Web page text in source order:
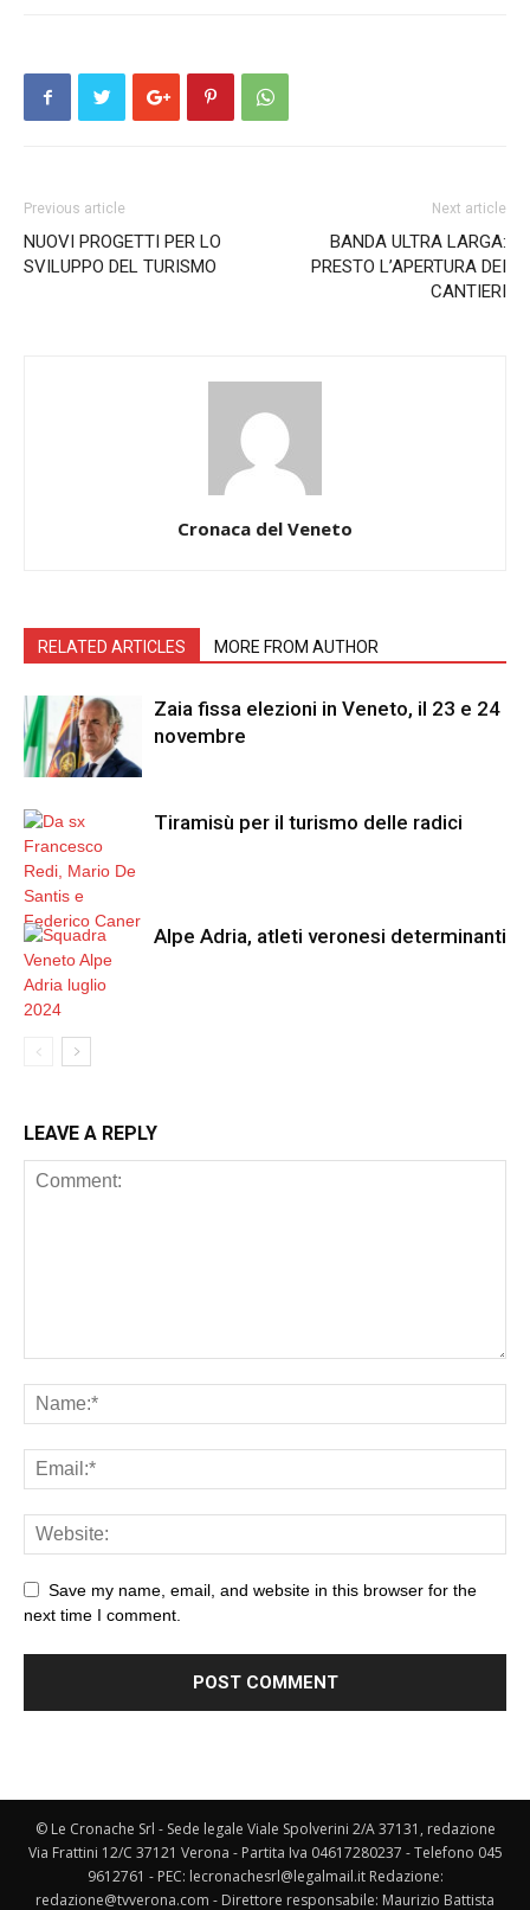
Previous article
NUOVI PROGETTI PER LO
SVILUPPO DEL TURISMO
Next article
BANDA ULTRA LARGA:
PRESTO L’APERTURA DEI
CANTIERI
Cronaca del Veneto
RELATED ARTICLES MORE FROM AUTHOR
Zaia fissa elezioni in Veneto, il 23 e 24
novembre
Tiramisù per il turismo delle radici
Alpe Adria, atleti veronesi determinanti
LEAVE A REPLY
Save my name, email, and website in this browser for the
next time I comment.
© Le Cronache Srl - Sede legale Viale Spolverini 2/A 37131, redazione
Via Frattini 12/C 37121 Verona - Partita Iva 04617280237 - Telefono 045
9612761 - PEC: lecronachesrl@legalmail.it Redazione:
redazione@tvverona.com - Direttore responsabile: Maurizio Battista